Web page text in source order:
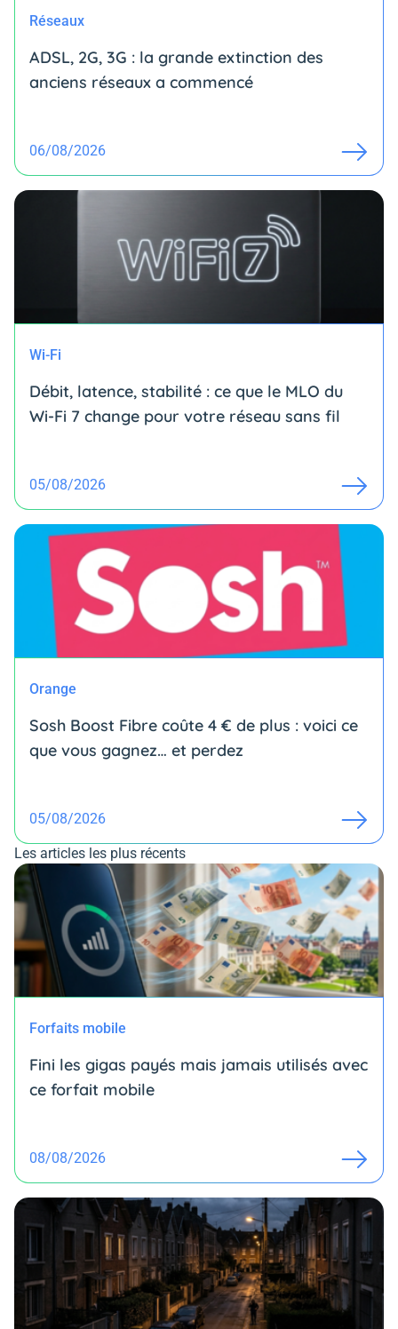
Réseaux
ADSL, 2G, 3G : la grande extinction des
anciens réseaux a commencé
06/08/2026
Wi-Fi
Débit, latence, stabilité : ce que le MLO du
Wi-Fi 7 change pour votre réseau sans fil
05/08/2026
Orange
Sosh Boost Fibre coûte 4 € de plus : voici ce
que vous gagnez… et perdez
05/08/2026
Les articles les plus récents
Forfaits mobile
Fini les gigas payés mais jamais utilisés avec
ce forfait mobile
08/08/2026